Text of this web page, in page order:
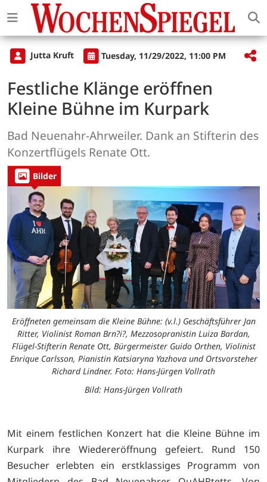
Jutta Kruft Tuesday, 11/29/2022, 11:00 PM
Festliche Klänge eröffnen
Kleine Bühne im Kurpark
Bad Neuenahr-Ahrweiler. Dank an Stifterin des
Konzertflügels Renate Ott.
Bilder
Eröffneten gemeinsam die Kleine Bühne: (v.l.) Geschäftsführer Jan
Ritter, Violinist Roman Brn?i?, Mezzosopranistin Luiza Bardan,
Flügel-Stifterin Renate Ott, Bürgermeister Guido Orthen, Violinist
Enrique Carlsson, Pianistin Katsiaryna Yazhova und Ortsvorsteher
Richard Lindner. Foto: Hans-Jürgen Vollrath
Bild: Hans-Jürgen Vollrath
Mit einem festlichen Konzert hat die Kleine Bühne im
Kurpark ihre Wiedereröffnung gefeiert. Rund 150
Besucher erlebten ein erstklassiges Programm von